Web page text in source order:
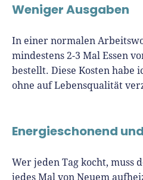
Weniger Ausgaben
In einer normalen
mindestens 2-3 Mal Essen
bestellt. Diese Kosten habe
ohne auf Lebensqualität
Energieschonend
Wer jeden Tag kocht, muss
jedes Mal von Neuem